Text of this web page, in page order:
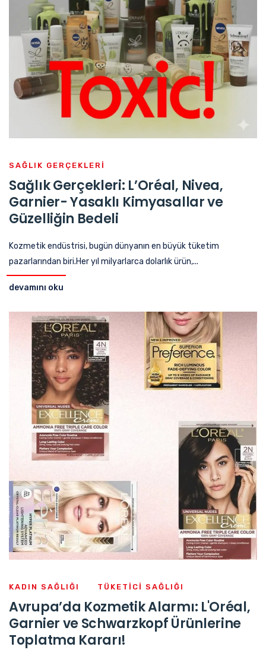
SAĞLIK GERÇEKLERİ
Sağlık Gerçekleri: L’Oréal, Nivea,
Garnier- Yasaklı Kimyasallar ve
Güzelliğin Bedeli
Kozmetik endüstrisi, bugün dünyanın en büyük tüketim
pazarlarından biri.Her yıl milyarlarca dolarlık ürün,...
devamını oku
KADIN SAĞLIĞI TÜKETICI SAĞLIĞI
Avrupa’da Kozmetik Alarmı: L'Oréal,
Garnier ve Schwarzkopf Ürünlerine
Toplatma Kararı!